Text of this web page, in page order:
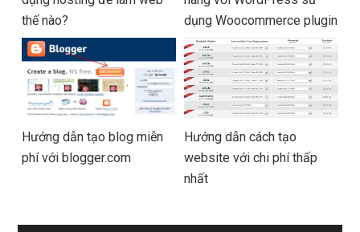
thế nào?
dụng Woocommerce plugin
Hướng dẫn tạo blog miễn
phí với blogger.com
Hướng dẫn cách tạo
website với chi phí thấp
nhất